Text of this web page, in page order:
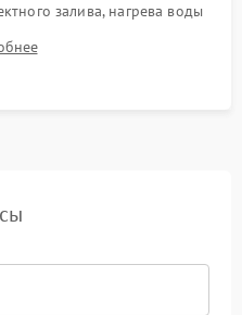
залива, нагрева воды
посторонних шумов,
сухости в поддоне.